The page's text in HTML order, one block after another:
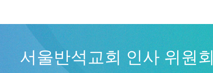
서울반석교회 인사 위원회